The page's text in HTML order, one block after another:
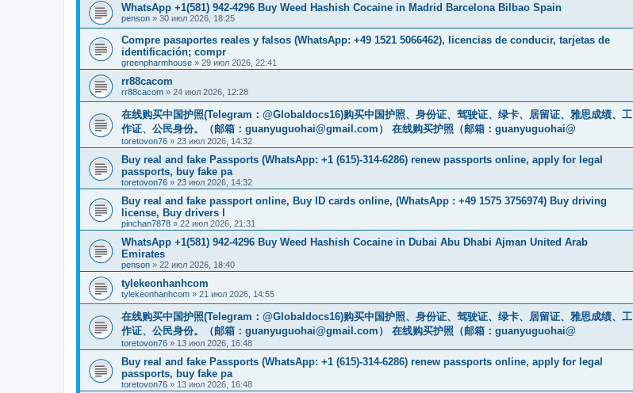
WhatsApp +1(581) 942-4296 Buy Weed Hashish Cocaine in Madrid Barcelona Bilbao Spain
penson » 30 июл 2026, 18:25
Compre pasaportes reales y falsos (WhatsApp: +49 1521 5066462), licencias de conducir, tarjetas de
identificación; compr
greenpharmhouse » 29 июл 2026, 22:41
rr88cacom
rr88cacom » 24 июл 2026, 12:28
在线购买中国护照(Telegram：@Globaldocs16)购买中国护照、身份证、驾驶证、绿卡、居留证、雅思成绩、工
作证、公民身份。（邮箱： guanyuguohai@gmail.com ） 在线购买护照（邮箱：guanyuguohai@
toretovon76 » 23 июл 2026, 14:32
Buy real and fake Passports (WhatsApp: +1 (615)-314-6286) renew passports online, apply for legal
passports, buy fake pa
toretovon76 » 23 июл 2026, 14:32
Buy real and fake passport online, Buy ID cards online, (WhatsApp : +49 1575 3756974) Buy driving
license, Buy drivers l
pinchan7878 » 22 июл 2026, 21:31
WhatsApp +1(581) 942-4296 Buy Weed Hashish Cocaine in Dubai Abu Dhabi Ajman United Arab
Emirates
penson » 22 июл 2026, 18:40
tylekeonhanhcom
tylekeonhanhcom » 21 июл 2026, 14:55
在线购买中国护照(Telegram：@Globaldocs16)购买中国护照、身份证、驾驶证、绿卡、居留证、雅思成绩、工
作证、公民身份。（邮箱： guanyuguohai@gmail.com ） 在线购买护照（邮箱：guanyuguohai@
toretovon76 » 13 июл 2026, 16:48
Buy real and fake Passports (WhatsApp: +1 (615)-314-6286) renew passports online, apply for legal
passports, buy fake pa
toretovon76 » 13 июл 2026, 16:48